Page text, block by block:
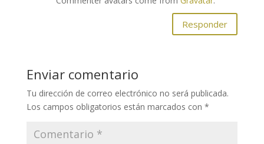
Responder
Enviar comentario
Tu dirección de correo electrónico no será publicada.
Los campos obligatorios están marcados con *